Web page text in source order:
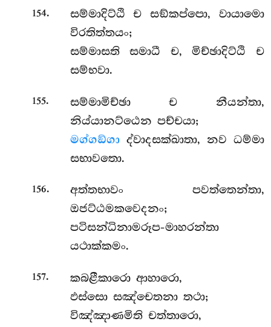
154.
සම්මාදිට්ඨි ච සඞ්කප්පො, වායාමො
විරතිත්තයං;
සම්මාසති සමාධී ච, මිච්ඡාදිට්ඨි ච
සම්භවා.
155.
සම්මාමිච්ඡා ච නීයන්තා,
නිය්යානට්ඨෙන පච්චයා;
මග්ගඞ්ගාද්වාදසක්ඛාතා, නව ධම්මා
සභාවතො.
156.
අත්තභාවං පවත්තෙන්තා,
ඔජට්ඨමකවෙදනං;
පටිසන්ධිනාමරූප-මාහරන්තා
යථාක්කමං.
157.
කබළීකාරො ආහාරො,
ඵස්සො සඤ්චෙතනා තථා;
විඤ්ඤාණමිති චත්තාරො,